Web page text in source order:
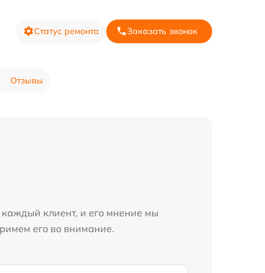
Статус ремонта Заказать звонок
Отзывы
клиент, и его мнение мы
его во внимание.